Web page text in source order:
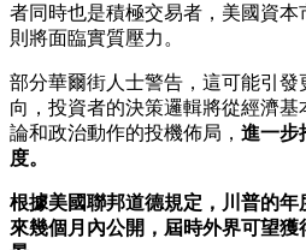
者同時也是積極交易者，美國資
則將面臨實質壓力。
部分華爾街人士警告，這可能引
向，投資者的決策邏輯將從經濟
論和政治動作的投機佈局， 進一步
度。
根據美國聯邦道德規定，川普的
來幾個月內公開，屆時外界可望